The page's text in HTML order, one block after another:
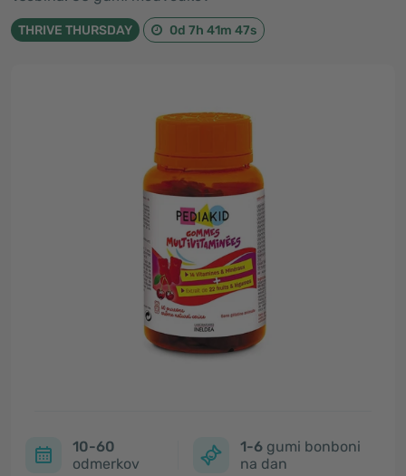
THRIVE THURSDAY 0d 7h 41m 46s
10-60
odmerkov
1-6 gumi bonboni
na dan